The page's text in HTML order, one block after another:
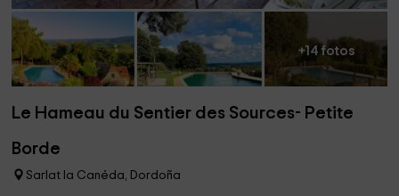
+14 fotos
Le Hameau du Sentier des Sources- Petite
Borde
Sarlat la Canéda, Dordoña